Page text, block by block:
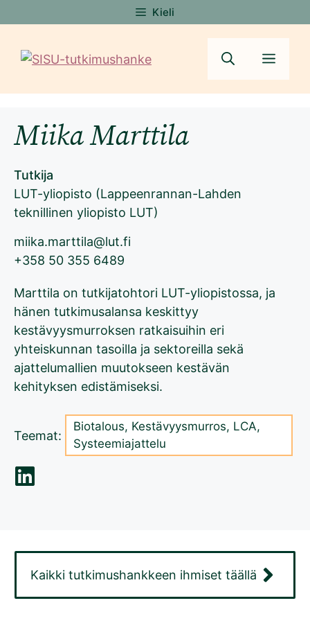
sisältöön
Kieli
Miika Marttila
Tutkija
LUT-yliopisto (Lappeenrannan-Lahden
teknillinen yliopisto LUT)
miika.marttila@lut.fi
+358 50 355 6489
Marttila on tutkijatohtori LUT-yliopistossa, ja
hänen tutkimusalansa keskittyy
kestävyysmurroksen ratkaisuihin eri
yhteiskunnan tasoilla ja sektoreilla sekä
ajattelumallien muutokseen kestävän
kehityksen edistämiseksi.
Teemat:
Biotalous, Kestävyysmurros, LCA,
Systeemiajattelu
Kaikki tutkimushankkeen ihmiset täällä